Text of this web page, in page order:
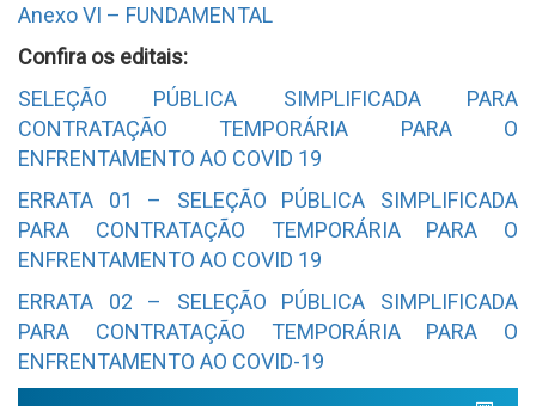
Anexo VI – FUNDAMENTAL
Confira os editais:
SELEÇÃO PÚBLICA SIMPLIFICADA PARA
CONTRATAÇÃO TEMPORÁRIA PARA O
ENFRENTAMENTO AO COVID 19
ERRATA 01 – SELEÇÃO PÚBLICA SIMPLIFICADA
PARA CONTRATAÇÃO TEMPORÁRIA PARA O
ENFRENTAMENTO AO COVID 19
ERRATA 02 – SELEÇÃO PÚBLICA SIMPLIFICADA
PARA CONTRATAÇÃO TEMPORÁRIA PARA O
ENFRENTAMENTO AO COVID-19